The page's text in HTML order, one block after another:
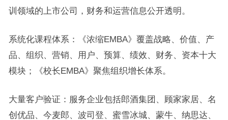
训领域的上市公司，财务和运营信息公开透明。
系统化课程体系：《浓缩EMBA》覆盖战略、价值、产
品、组织、营销、用户、预算、绩效、财务、资本十大
模块；《校长EMBA》聚焦组织增长体系。
大量客户验证：服务企业包括郎酒集团、顾家家居、名
创优品、今麦郎、波司登、蜜雪冰城、蒙牛、纳思达、